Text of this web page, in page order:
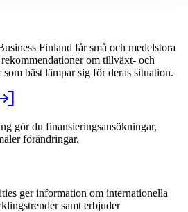
Finland får små och medelstora
om tillväxt- och
bäst lämpar sig för deras situation.
gör du finansieringsansökningar,
förändringar.
ger information om internationella
samt erbjuder